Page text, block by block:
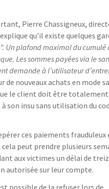
Pierre Chassigneux,
qu’il existe quelques
Un plafond maximal du cumulé
Les sommes payées via le
demande à l’utilisateur
nouveaux achats en mode
le client doit être
son insu sans utilisation du
ces paiements frauduleux
cela peut prendre plusieurs
aux victimes un délai de
autorisée sur leur compte.
possible de la refuser lors de